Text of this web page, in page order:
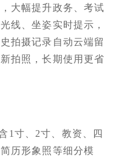
大幅提升政务、考试
线、坐姿实时提示，
拍摄记录自动云端留
拍照，长期使用更省
1寸、2寸、教资、四
历形象照等细分模